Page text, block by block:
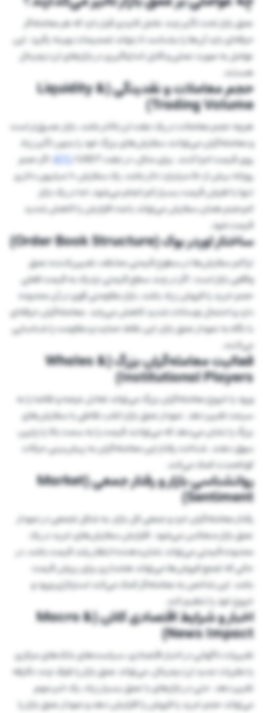
عمق بازار تحت تأثیر چند عامل کلیدی قرار دارد که هر معامله‌گر
حرفه‌ای باید آن‌ها را بشناسد تا بتواند تصمیمات بهینه بگیرد. این
عوامل به صورت عملی و قابل اندازه‌گیری در بازارهای ارز دیجیتال
هستند.
حجم معاملات و نقدینگی (Liquidity &
Trading Volume)
هرچه حجم معاملات در یک جفت ارز بالاتر باشد، بازار عمیق‌تر است
و معامله‌گران می‌توانند سفارش‌های بزرگ خود را بدون تأثیر زیاد
روی قیمت اجرا کنند. برای مثال، در جفت
BTC/USDT، اگر حجم
روزانه بیش از ۵۰ میلیارد دلار باشد، یک سفارش ۱۰ میلیون دلاری
تنها با لغزش قیمت بسیار کم انجام می‌شود، اما در یک بازار
کم‌حجم همان سفارش می‌تواند باعث افزایش یا کاهش شدید
قیمت شود.
ساختار اوردر بوک (Order Book Structure)
تراکم سفارش‌ها در سطوح قیمتی مختلف، تعیین‌کننده عمق
واقعی بازار است. اگر در چند سطح قیمتی نزدیک به قیمت فعلی
حجم خرید یا فروش زیاد باشد، بازار مقاومتی قوی در آن محدوده
دارد و احتمال نوسانات شدید کاهش می‌یابد. معامله‌گران حرفه‌ای
با نگاه به نمودار عمق بازار، این نقاط حمایت و مقاومت را شناسایی
می‌کنند.
فعالیت معامله‌گران بزرگ (Whales &
Institutional Players)
ورود یا خروج معامله‌گران بزرگ می‌تواند تعادل عرضه و تقاضا را به
سرعت تغییر دهد. نمودار عمق بازار اغلب نقاطی با سفارش‌های
بزرگ را نشان می‌دهد که می‌توانند قیمت را به سمت بالا یا پایین
سوق دهند. شناخت رفتار این معامله‌گران به پیش‌بینی حرکات
کوتاه‌مدت کمک می‌کند.
روانشناسی بازار و رفتار جمعی (Market
Sentiment)
رفتار معامله‌گران خرد و جمعی کل بازار، به شکل تجمعی در نمودار
عمق بازار منعکس می‌شود. افزایش سفارش‌های خرید در یک
محدوده قیمتی می‌تواند نشان‌دهنده انتظار رشد قیمت باشد، در
حالی که تجمع فروش‌ها می‌تواند هشداری برای ریزش قیمت
باشد. این شاخص به معامله‌گر کمک می‌کند استراتژی ورود و
خروج خود را تنظیم کند.
اخبار و شرایط اقتصادی کلان (Macro &
News Impact)
تغییرات ناگهانی در اخبار اقتصادی، سیاست‌های بانک‌های مرکزی
یا مقررات جدید ارز دیجیتال، می‌تواند عمق بازار را ظرف چند دقیقه
تغییر دهد. حتی در بازارهای با عمق بسیار زیاد، یک خبر مهم
می‌تواند حجم خرید یا فروش را افزایش دهد و نمودار عمق بازار را